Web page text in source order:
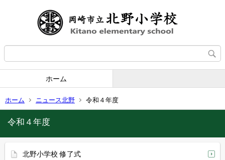
ホーム
ホーム ニュース北野 令和４年度
令和４年度
北野小学校 修了式